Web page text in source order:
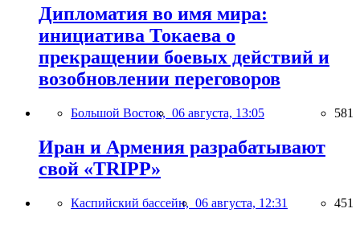
Дипломатия во имя мира:
инициатива Токаева о
прекращении боевых действий и
возобновлении переговоров
Большой Восток, 06 августа, 13:05 581
Иран и Армения разрабатывают
свой «TRIPP»
Каспийский бассейн, 06 августа, 12:31 451